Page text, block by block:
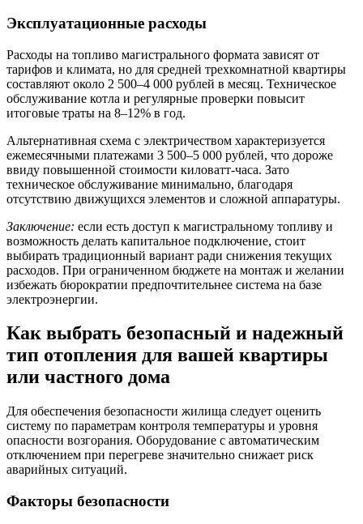
Эксплуатационные расходы
Расходы на топливо магистрального формата зависят от
тарифов и климата, но для средней трехкомнатной квартиры
составляют около 2 500–4 000 рублей в месяц. Техническое
обслуживание котла и регулярные проверки повысит
итоговые траты на 8–12% в год.
Альтернативная схема с электричеством характеризуется
ежемесячными платежами 3 500–5 000 рублей, что дороже
ввиду повышенной стоимости киловатт-часа. Зато
техническое обслуживание минимально, благодаря
отсутствию движущихся элементов и сложной аппаратуры.
Заключение: если есть доступ к магистральному топливу и
возможность делать капитальное подключение, стоит
выбирать традиционный вариант ради снижения текущих
расходов. При ограниченном бюджете на монтаж и желании
избежать бюрократии предпочтительнее система на базе
электроэнергии.
Как выбрать безопасный и надежный
тип отопления для вашей квартиры
или частного дома
Для обеспечения безопасности жилища следует оценить
систему по параметрам контроля температуры и уровня
опасности возгорания. Оборудование с автоматическим
отключением при перегреве значительно снижает риск
аварийных ситуаций.
Факторы безопасности